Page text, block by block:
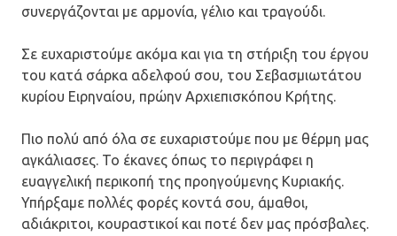
συνεργάζονται με αρμονία, γέλιο και τραγούδι.
Σε ευχαριστούμε ακόμα και για τη στήριξη του έργου
του κατά σάρκα αδελφού σου, του Σεβασμιωτάτου
κυρίου Ειρηναίου, πρώην Αρχιεπισκόπου Κρήτης.
Πιο πολύ από όλα σε ευχαριστούμε που με θέρμη μας
αγκάλιασες. Το έκανες όπως το περιγράφει η
ευαγγελική περικοπή της προηγούμενης Κυριακής.
Υπήρξαμε πολλές φορές κοντά σου, άμαθοι,
αδιάκριτοι, κουραστικοί και ποτέ δεν μας πρόσβαλες.